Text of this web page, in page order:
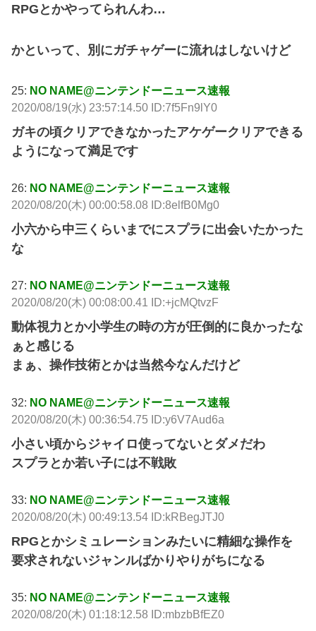
RPGとかやってられんわ…
かといって、別にガチャゲーに流れはしないけど
25: NO NAME@ニンテンドーニュース速報
2020/08/19(水) 23:57:14.50 ID:7f5Fn9lY0
ガキの頃クリアできなかったアケゲークリアできる
ようになって満足です
26: NO NAME@ニンテンドーニュース速報
2020/08/20(木) 00:00:58.08 ID:8elfB0Mg0
小六から中三くらいまでにスプラに出会いたかった
な
27: NO NAME@ニンテンドーニュース速報
2020/08/20(木) 00:08:00.41 ID:+jcMQtvzF
動体視力とか小学生の時の方が圧倒的に良かったな
ぁと感じる
まぁ、操作技術とかは当然今なんだけど
32: NO NAME@ニンテンドーニュース速報
2020/08/20(木) 00:36:54.75 ID:y6V7Aud6a
小さい頃からジャイロ使ってないとダメだわ
スプラとか若い子には不戦敗
33: NO NAME@ニンテンドーニュース速報
2020/08/20(木) 00:49:13.54 ID:kRBegJTJ0
RPGとかシミュレーションみたいに精細な操作を
要求されないジャンルばかりやりがちになる
35: NO NAME@ニンテンドーニュース速報
2020/08/20(木) 01:18:12.58 ID:mbzbBfEZ0